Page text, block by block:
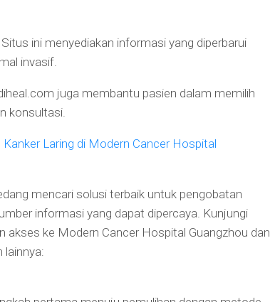
ini menyediakan informasi yang diperbarui
invasif.
juga membantu pasien dalam memilih
konsultasi.
Laring di Modern Cancer Hospital
mencari solusi terbaik untuk pengobatan
informasi yang dapat dipercaya. Kunjungi
akses ke Modern Cancer Hospital Guangzhou dan
lainnya: